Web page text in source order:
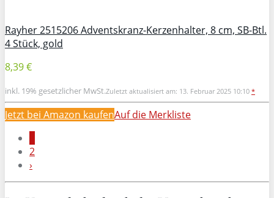
Rayher 2515206 Adventskranz-Kerzenhalter, 8 cm, SB-Btl.
4 Stück, gold
8,39 €
inkl. 19% gesetzlicher MwSt.Zuletzt aktualisiert am: 13. Februar 2025 10:10 *
Jetzt bei Amazon kaufenAuf die Merkliste
2
›